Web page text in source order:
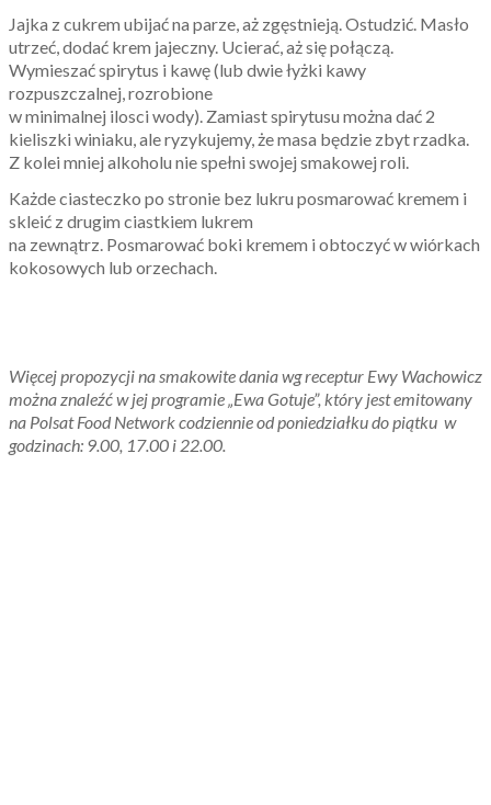
Jajka z cukrem ubijać na parze, aż zgęstnieją. Ostudzić. Masło
utrzeć, dodać krem jajeczny. Ucierać, aż się połączą.
Wymieszać spirytus i kawę (lub dwie łyżki kawy
rozpuszczalnej, rozrobione
w minimalnej ilosci wody). Zamiast spirytusu można dać 2
kieliszki winiaku, ale ryzykujemy, że masa będzie zbyt rzadka.
Z kolei mniej alkoholu nie spełni swojej smakowej roli.
Każde ciasteczko po stronie bez lukru posmarować kremem i
skleić z drugim ciastkiem lukrem
na zewnątrz. Posmarować boki kremem i obtoczyć w wiórkach
kokosowych lub orzechach.
Więcej propozycji na smakowite dania wg receptur Ewy Wachowicz
można znaleźć w jej programie „Ewa Gotuje”, który jest emitowany
na Polsat Food Network codziennie od poniedziałku do piątku w
godzinach: 9.00, 17.00 i 22.00.